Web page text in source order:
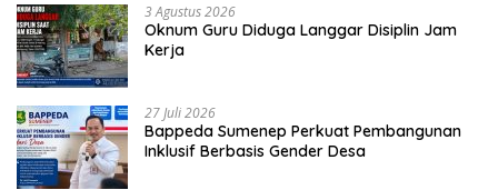
3 Agustus 2026
Oknum Guru Diduga Langgar Disiplin Jam
Kerja
27 Juli 2026
Bappeda Sumenep Perkuat Pembangunan
Inklusif Berbasis Gender Desa